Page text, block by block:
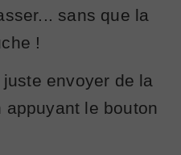
sans que la
!
envoyer de la
le bouton